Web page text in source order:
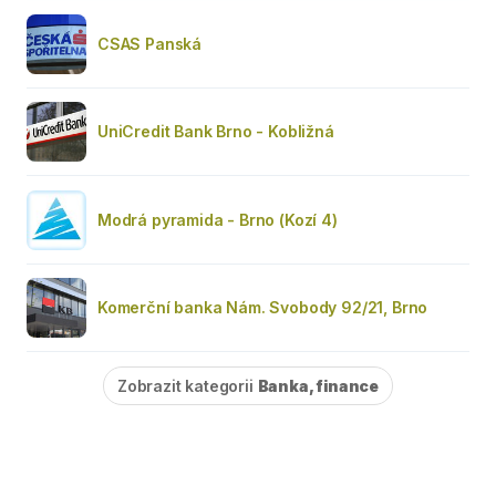
CSAS Panská
UniCredit Bank Brno - Kobližná
Modrá pyramida - Brno (Kozí 4)
Komerční banka Nám. Svobody 92/21, Brno
Zobrazit kategorii Banka, finance